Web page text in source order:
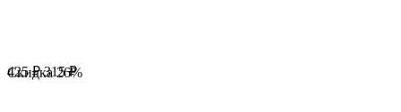
Скидка26%
425 ₽ 315 ₽